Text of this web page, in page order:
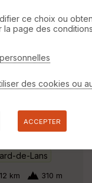
2029m
790 m
la descente du
bonne. Prendre
ne c'est pas
au sommet. »
de-Lans
12 km 310 m
ce choix ou
la page des
des cookies ou
ACCEPTER